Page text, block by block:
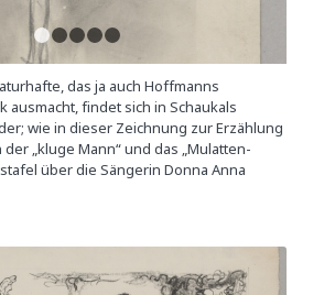
das ja auch Hoffmanns
ausmacht, findet sich in Schaukals
wie in dieser Zeichnung zur Erzählung
der „kluge Mann“ und das „Mulatten-
über die Sängerin Donna Anna